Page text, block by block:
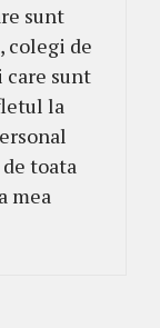
sunt
colegi de
care sunt
la
toata
mea